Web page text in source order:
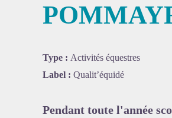
Type : Activités équestres
Label : Qualit’équidé
Pendant toute l'année